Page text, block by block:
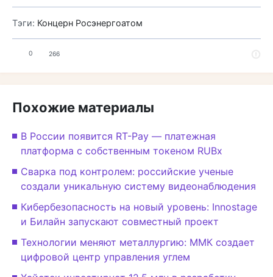
Тэги: Концерн Росэнергоатом
0 266
Похожие материалы
В России появится RT-Pay — платежная
платформа с собственным токеном RUBx
Сварка под контролем: российские ученые
создали уникальную систему видеонаблюдения
Кибербезопасность на новый уровень: Innostage
и Билайн запускают совместный проект
Технологии меняют металлургию: ММК создает
цифровой центр управления углем